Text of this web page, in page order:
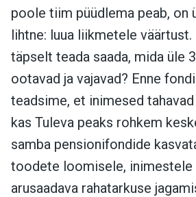
poole tiim püüdlema peab, on
lihtne: luua liikmetele väärtust.
täpselt teada saada, mida üle
ootavad ja vajavad? Enne
teadsime, et inimesed
kas Tuleva peaks rohkem
samba pensionifondide
toodete loomisele, inimestele
arusaadava rahatarkuse